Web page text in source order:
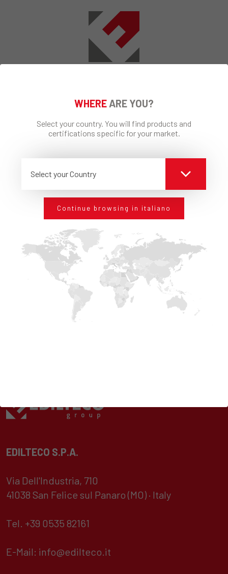
Iscriviti alla nostra newsletter per restare
di edilizia. Per sapere come Edilteco può offrirti gli
standard che cerchi.
Ho preso visione dell’informativa
REGISTRATI
EDILTECO S.P.A.
Via Dell'Industria, 710
41038 San Felice sul Panaro (MO) · Italy
Tel. +39 0535 82161
E-Mail: info@edilteco.it
WHERE ARE YOU?
Select your country. You will find products and
certifications specific for your market.
Select your Country
Continue browsing in italiano